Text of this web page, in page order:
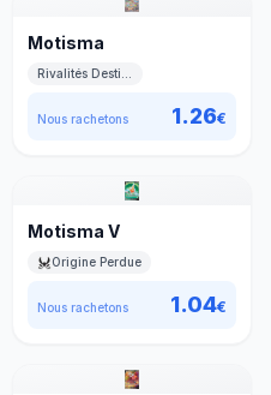
Motisma
Nous rachetons 1.26€
Motisma V
Origine Perdue
Nous rachetons 1.04€